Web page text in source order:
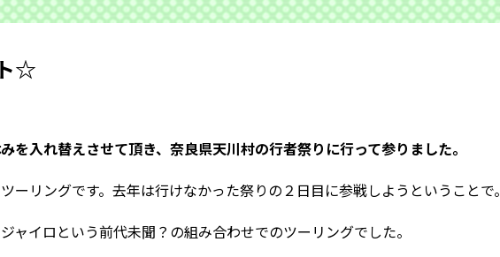
☆
を入れ替えさせて頂き、奈良県天川村の行者祭りに行って参りました。
ーリングです。去年は行けなかった祭りの２日目に参戦しようということで。
ャイロという前代未聞？の組み合わせでのツーリングでした。